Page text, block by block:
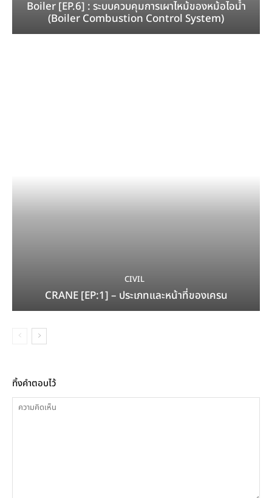
Boiler [EP.6] : ระบบควบคุมการเผาไหม้ของหม้อไอน้ำ
(Boiler Combustion Control System)
CIVIL
CRANE [EP:1] – ประเภทและหน้าที่ของเครน
ทิ้งคำตอบไว้